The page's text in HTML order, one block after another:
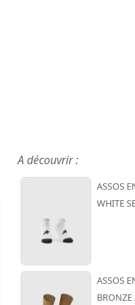
A découvrir :
ASSOS
WHITE
ASSOS